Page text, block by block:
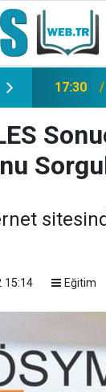
21:20
15:14 Eğitim